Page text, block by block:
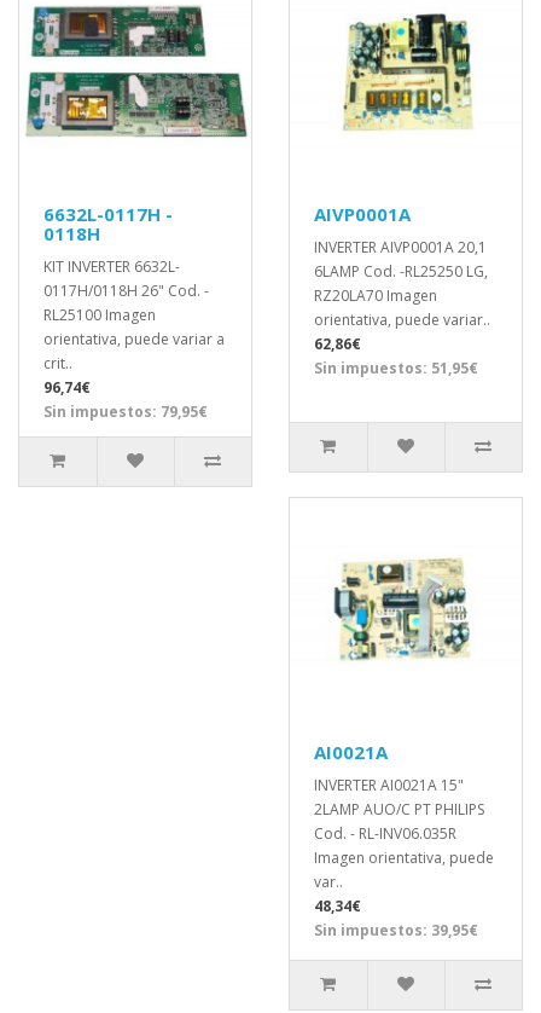
6632L-0117H -
0118H
KIT INVERTER 6632L-
0117H/0118H 26" Cod. -
RL25100 Imagen
orientativa, puede variar a
crit..
96,74€
Sin impuestos: 79,95€
AIVP0001A
INVERTER AIVP0001A 20,1
6LAMP Cod. -RL25250 LG,
RZ20LA70 Imagen
orientativa, puede variar..
62,86€
Sin impuestos: 51,95€
AI0021A
INVERTER AI0021A 15"
2LAMP AUO/C PT PHILIPS
Cod. - RL-INV06.035R
Imagen orientativa, puede
var..
48,34€
Sin impuestos: 39,95€